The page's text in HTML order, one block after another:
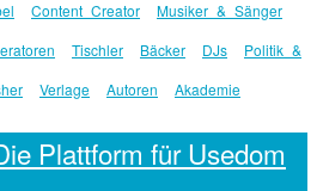
Content Creator
Musiker & Sänger
Tischler Bäcker DJs
Politik &
Verlage Autoren Akademie